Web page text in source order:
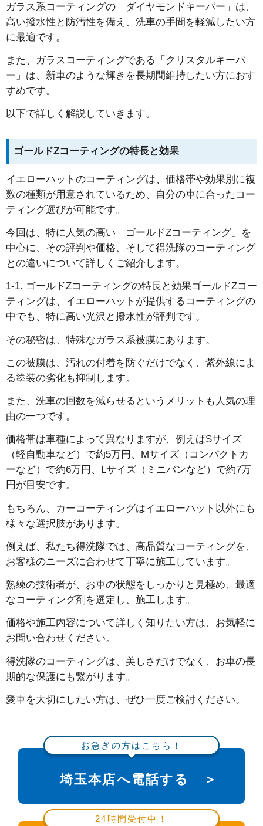
ガラス系コーティングの「ダイヤモンドキーパー」は、
高い撥水性と防汚性を備え、洗車の手間を軽減したい方
に最適です。
また、ガラスコーティングである「クリスタルキーパ
ー」は、新車のような輝きを長期間維持したい方におす
すめです。
以下で詳しく解説していきます。
ゴールドZコーティングの特長と効果
イエローハットのコーティングは、価格帯や効果別に複
数の種類が用意されているため、自分の車に合ったコー
ティング選びが可能です。
今回は、特に人気の高い「ゴールドZコーティング」を
中心に、その評判や価格、そして得洗隊のコーティング
との違いについて詳しくご紹介します。
1-1. ゴールドZコーティングの特長と効果ゴールドZコー
ティングは、イエローハットが提供するコーティングの
中でも、特に高い光沢と撥水性が評判です。
その秘密は、特殊なガラス系被膜にあります。
この被膜は、汚れの付着を防ぐだけでなく、紫外線によ
る塗装の劣化も抑制します。
また、洗車の回数を減らせるというメリットも人気の理
由の一つです。
価格帯は車種によって異なりますが、例えばSサイズ
（軽自動車など）で約5万円、Mサイズ（コンパクトカ
ーなど）で約6万円、Lサイズ（ミニバンなど）で約7万
円が目安です。
もちろん、カーコーティングはイエローハット以外にも
様々な選択肢があります。
例えば、私たち得洗隊では、高品質なコーティングを、
お客様のニーズに合わせて丁寧に施工しています。
熟練の技術者が、お車の状態をしっかりと見極め、最適
なコーティング剤を選定し、施工します。
価格や施工内容について詳しく知りたい方は、お気軽に
お問い合わせください。
得洗隊のコーティングは、美しさだけでなく、お車の長
期的な保護にも繋がります。
愛車を大切にしたい方は、ぜひ一度ご検討ください。
お急ぎの方はこちら！
埼玉本店へ電話する ＞
24時間受付中！